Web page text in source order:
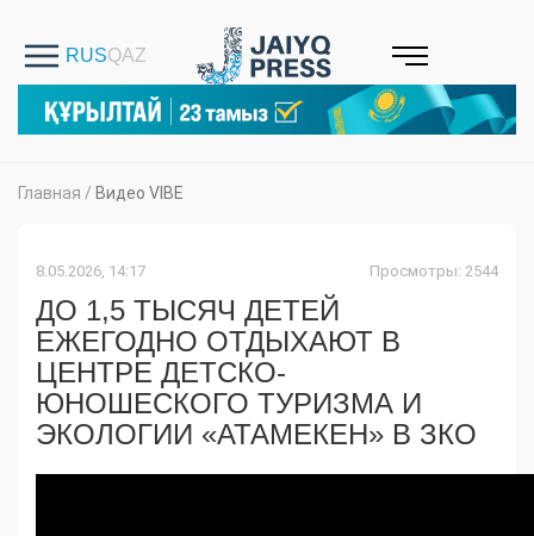
Главная / Видео VIBE
8.05.2026, 14:17 Просмотры: 2544
ДО 1,5 ТЫСЯЧ ДЕТЕЙ
ЕЖЕГОДНО ОТДЫХАЮТ В
ЦЕНТРЕ ДЕТСКО-
ЮНОШЕСКОГО ТУРИЗМА И
ЭКОЛОГИИ «АТАМЕКЕН» В ЗКО